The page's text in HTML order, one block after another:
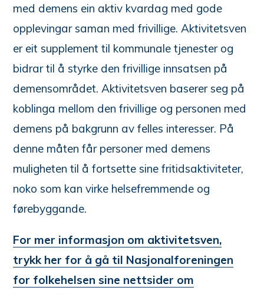
med demens ein aktiv kvardag med gode
opplevingar saman med frivillige. Aktivitetsven
er eit supplement til kommunale tjenester og
bidrar til å styrke den frivillige innsatsen på
demensområdet. Aktivitetsven baserer seg på
koblinga mellom den frivillige og personen med
demens på bakgrunn av felles interesser. På
denne måten får personer med demens
muligheten til å fortsette sine fritidsaktiviteter,
noko som kan virke helsefremmende og
førebyggande.
For mer informasjon om aktivitetsven,
trykk her for å gå til Nasjonalforeningen
for folkehelsen sine nettsider om